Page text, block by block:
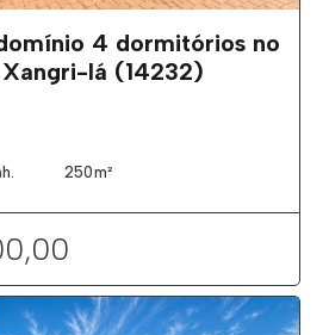
4 dormitórios no
lá (14232)
250m²